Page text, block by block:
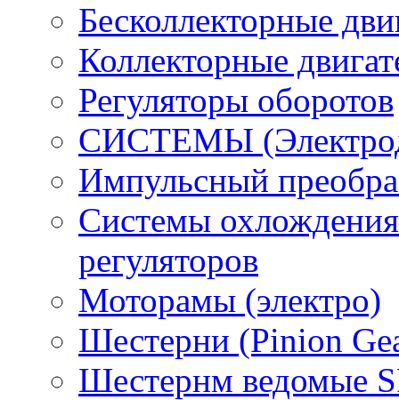
Бесколлекторные
Коллекторные
Регуляторы оборотов
СИСТЕМЫ
Импульсный
Системы охлождения
регуляторов
Моторамы (электро)
Шестерни (Pinion
Шестернм ведомые